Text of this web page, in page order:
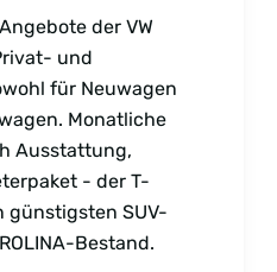
der VW
und
für Neuwagen
Monatliche
Ausstattung,
- der T-
günstigsten SUV-
Bestand.